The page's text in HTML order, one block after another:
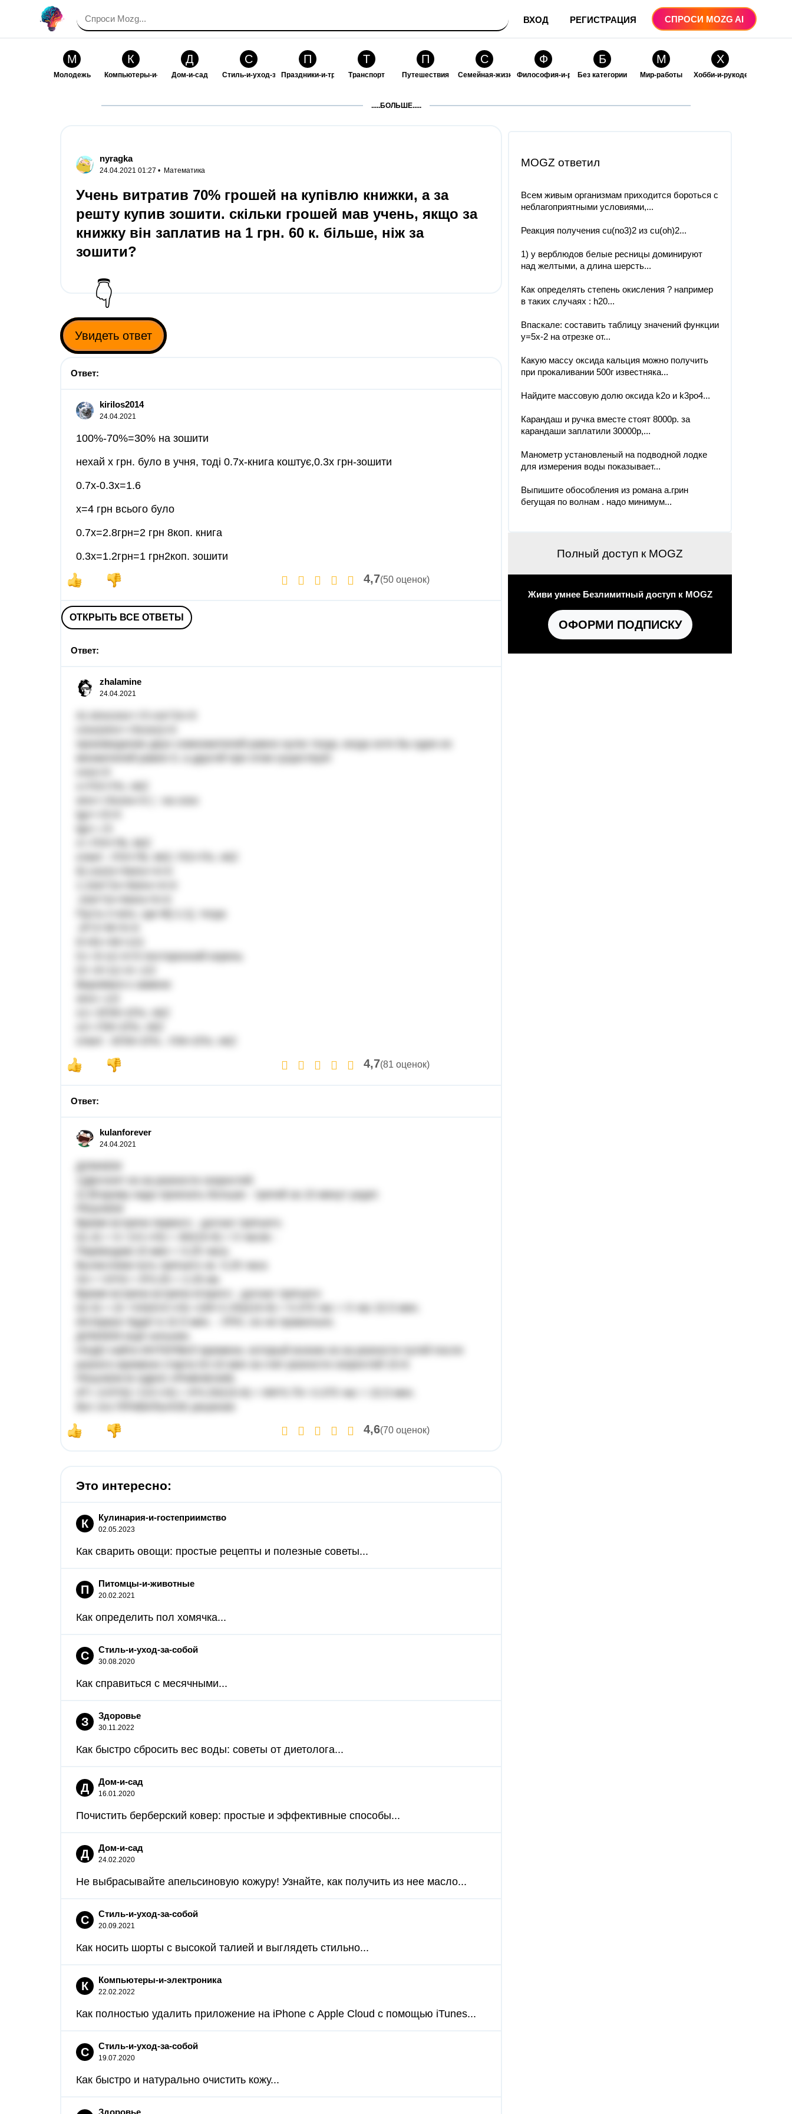
ВХОД РЕГИСТРАЦИЯ СПРОСИ MOZG AI
М
Молодежь
К
Компьютеры-и-электроника
Д
Дом-и-сад
С
Стиль-и-уход-за-собой
П
Праздники-и-традиции
Т
Транспорт
П
Путешествия
С
Семейная-жизнь
Ф
Философия-и-религия
Б
Без категории
М
Мир-работы
Х
Хобби-и-рукоделие
.....БОЛЬШЕ.....
nyragka
24.04.2021 01:27 • Математика
Учень витратив 70% грошей на купівлю книжки, а за
решту купив зошити. скільки грошей мав учень, якщо за
книжку він заплатив на 1 грн. 60 к. більше, ніж за
зошити?
👇
Увидеть ответ
Ответ:
kirilos2014
24.04.2021
100%-70%=30% на зошити
нехай х грн. було в учня, тоді 0.7х-книга коштує,0.3х грн-зошити
0.7х-0.3х=1.6
х=4 грн всього було
0.7х=2.8грн=2 грн 8коп. книга
0.3х=1.2грн=1 грн2коп. зошити
4,7(50 оценок)
ОТКРЫТЬ ВСЕ ОТВЕТЫ
Ответ:
zhalamine
24.04.2021
произведение двух сомножителей равно нулю тогда, когда хотя бы один из
множителей равен 0, а другой при этом существует
Пусть t=sinx, где t€[-1;1], тогда
t1=-9-11/-4=5 посторонний корень
4,7(81 оценок)
Ответ:
kulanforever
24.04.2021
2) Второму надо проехать больше - третий за 15 минут уедет.
Время встречи первого - догнал третьего.
Переводим 15 мин = 0,25 часа.
Время встречи встречи второго - догнал третьего
Интервал будет в 22.5 мин. - УРА!, но не правильно.
НАДО найти ИНТЕРВАЛ времени, который возник из-за разности путей после
4,6(70 оценок)
Это интересно:
К Кулинария-и-гостеприимство
02.05.2023
Как сварить овощи: простые рецепты и полезные советы...
П Питомцы-и-животные
20.02.2021
Как определить пол хомячка...
С Стиль-и-уход-за-собой
30.08.2020
Как справиться с месячными...
З Здоровье
30.11.2022
Как быстро сбросить вес воды: советы от диетолога...
Д Дом-и-сад
16.01.2020
Почистить берберский ковер: простые и эффективные способы...
Д Дом-и-сад
24.02.2020
Не выбрасывайте апельсиновую кожуру! Узнайте, как получить из нее масло...
С Стиль-и-уход-за-собой
20.09.2021
Как носить шорты с высокой талией и выглядеть стильно...
К Компьютеры-и-электроника
22.02.2022
Как полностью удалить приложение на iPhone с Apple Cloud с помощью iTunes...
С Стиль-и-уход-за-собой
19.07.2020
Как быстро и натурально очистить кожу...
Здоровье
MOGZ ответил
Всем живым организмам приходится бороться с
неблагоприятными условиями,...
Реакция получения cu(no3)2 из сu(oh)2...
1) у верблюдов белые ресницы доминируют
над желтыми, а длина шерсть...
Как определять степень окисления ? например
в таких случаях : h20...
Впаскале: составить таблицу значений функции
у=5х-2 на отрезке от...
Какую массу оксида кальция можно получить
при прокаливании 500г известняка...
Найдите массовую долю оксида k2o и k3po4...
Карандаш и ручка вместе стоят 8000р. за
карандаши заплатили 30000р,...
Манометр установленый на подводной лодке
для измерения воды показывает...
Выпишите обособления из романа а.грин
бегущая по волнам . надо минимум...
Полный доступ к MOGZ
Живи умнее Безлимитный доступ к MOGZ
ОФОРМИ ПОДПИСКУ